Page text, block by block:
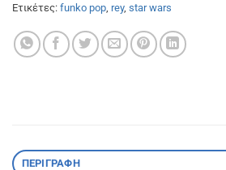
Ετικέτες: funko pop rey, star wars
ΠΕΡΙΓΡΑΦΉ